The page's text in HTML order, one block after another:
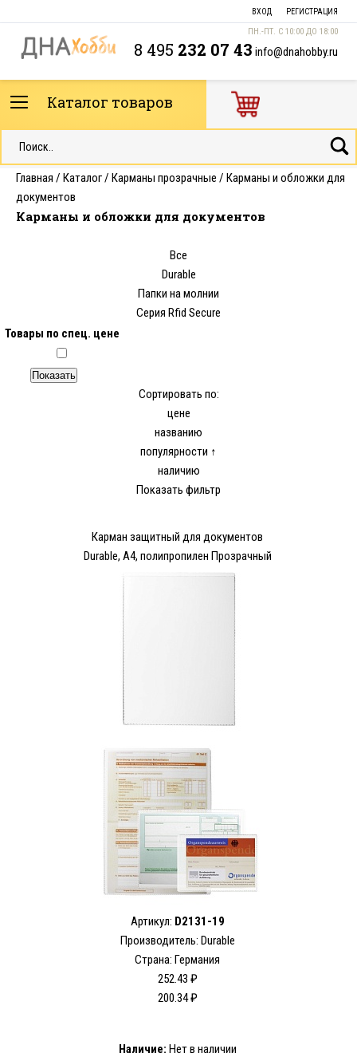
ВХОД РЕГИСТРАЦИЯ
ПН.-ПТ. С 10:00 ДО 18:00
8 495 232 07 43 info@dnahobby.ru
Каталог товаров
Главная / Каталог/ Карманы прозрачные / Карманы и обложки для
документов
Карманы и обложки для документов
Все
Durable
Папки на молнии
Серия Rfid Secure
Товары по спец. цене
Сортировать по:
цене
названию
популярности ↑
наличию
Показать фильтр
Карман защитный для документов
Durable, A4, полипропилен Прозрачный
Артикул: D2131-19
Производитель: Durable
Страна: Германия
252.43 ₽
200.34 ₽
Наличие: Нет в наличии